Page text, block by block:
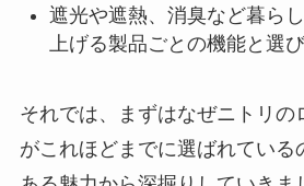
遮光や遮熱、消臭など暮ら
上げる製品ごとの機能と選
それでは、まずはなぜニトリの
がこれほどまでに選ばれている